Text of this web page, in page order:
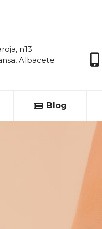
n13
Albacete
Blog